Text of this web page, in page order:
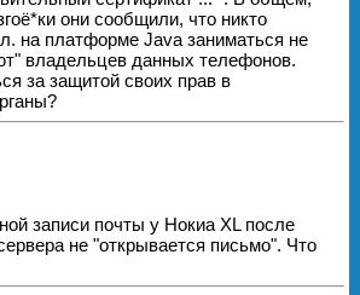
они сообщили, что никто
на платформе Java заниматься не
владельцев данных телефонов.
за защитой своих прав в
записи почты у Нокиа ХL после
не "открывается письмо". Что